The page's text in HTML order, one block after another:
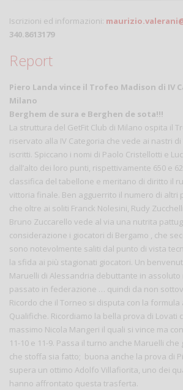
Iscrizioni ed informazioni:
340.8613179
Report
Piero Landa vince il Trofeo Madison di IV
Milano
Berghem de sura e Berghen de sota!!!
La struttura del GetFit Club di Milano ospita il
riservato alla IV Categoria che vede ai nastri
iscritti. Spiccano i nomi di Paolo Cristellotti e
dall’alto dei loro punti, rispettivamente 650 e
classifica del tabellone e meritano di diritto il
vittoria finale. Ben agguerrito il numero di altri
che oltre ai soliti Franck Nolesini, Rudy
Bruno Zuccarello vede al via una nutrita
considerazione i giocatori di Bergamo , che
sono notevolmente saliti dal punto di vista
la sfida ai più stagionati giocatori. Un
Maruelli di Alessandria debuttante in assoluto
passato in federazione … quindi da non
Ricordo che il Torneo si disputa con la formula
Qualifiche. Ricordiamo la bella prova di Lovati
massimo Nicola Mangeri il quali si vince ma
11-10 e 11-9. Passa il turno anche Maruelli
che stoffa sia fatto; buona anche la prova di
supera un ottimo Adolfo Villafiorita, uno dei
hanno affrontato questa trasferta.